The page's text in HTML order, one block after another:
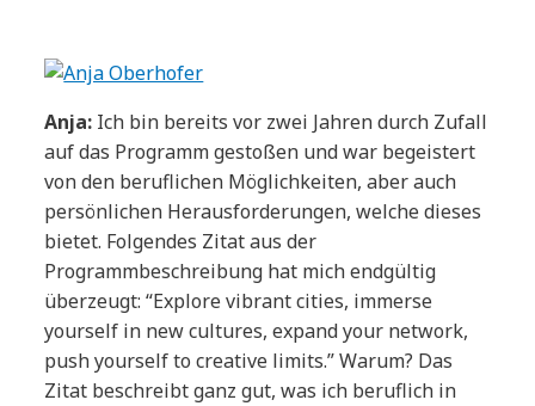
Anja: Ich bin bereits vor zwei Jahren durch Zufall
auf das Programm gestoßen und war begeistert
von den beruflichen Möglichkeiten, aber auch
persönlichen Herausforderungen, welche dieses
bietet. Folgendes Zitat aus der
Programmbeschreibung hat mich endgültig
überzeugt: “Explore vibrant cities, immerse
yourself in new cultures, expand your network,
push yourself to creative limits.” Warum? Das
Zitat beschreibt ganz gut, was ich beruflich in